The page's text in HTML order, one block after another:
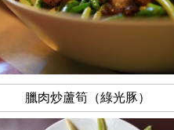
臘肉炒蘆筍（綠光豚）